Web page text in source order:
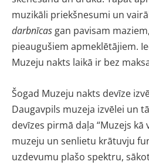
muzikāli priekšnesumi un
darbnīcas gan pavisam
pieaugušiem apmeklētājiem.
Muzeju nakts laikā ir bez
Šogad Muzeju nakts devīze
Daugavpils muzeja izvēlei un
devīzes pirmā daļa “Muzejs kā
muzeju un senlietu krātuvju
uzdevumu plašo spektru,